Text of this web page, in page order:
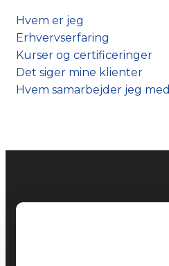
Hvem er jeg
Erhvervserfaring
Kurser og certificeringer
Det siger mine klienter
Hvem samarbejder jeg med